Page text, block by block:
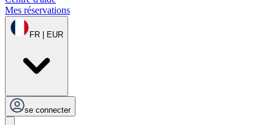
Mes réservations
FR | EUR
se connecter